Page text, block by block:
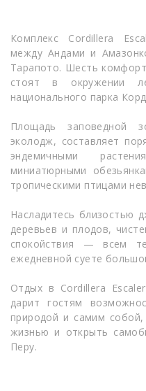
Комплекс Cordillera
между Андами и
Тарапото. Шесть
стоят в окружении
национального парка
Площадь заповедной
эколодж, составляет
эндемичными
миниатюрными
тропическими птицами
Насладитесь близостью
деревьев и плодов,
спокойствия — всем
ежедневной суете
Отдых в Cordillera
дарит гостям
природой и самим собой,
жизнью и открыть
Перу.